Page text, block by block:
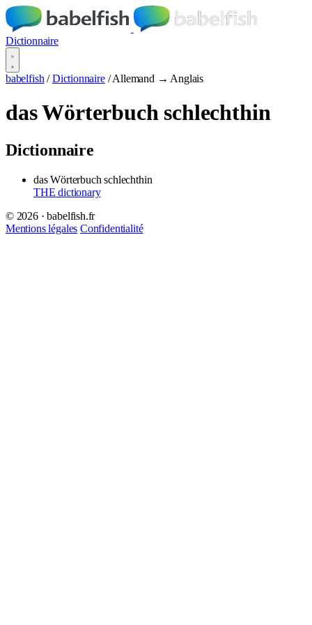
Dictionnaire
babelfish / Dictionnaire / Allemand → Anglais
das Wörterbuch schlechthin
Dictionnaire
das Wörterbuch schlechthin
THE dictionary
© 2026 · babelfish.fr
Mentions légales Confidentialité